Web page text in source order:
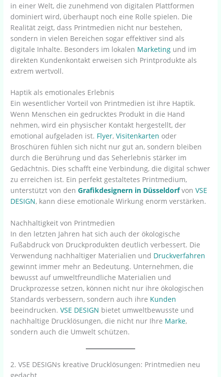
in einer Welt, die zunehmend von digitalen Plattformen
dominiert wird, überhaupt noch eine Rolle spielen. Die
Realität zeigt, dass Printmedien nicht nur bestehen,
sondern in vielen Bereichen sogar effektiver sind als
digitale Inhalte. Besonders im lokalen Marketing und im
direkten Kundenkontakt erweisen sich Printprodukte als
extrem wertvoll.
Haptik als emotionales Erlebnis
Ein wesentlicher Vorteil von Printmedien ist ihre Haptik.
Wenn Menschen ein gedrucktes Produkt in die Hand
nehmen, wird ein physischer Kontakt hergestellt, der
emotional aufgeladen ist. Flyer,Visitenkarten oder
Broschüren fühlen sich nicht nur gut an, sondern bleiben
durch die Berührung und das Seherlebnis stärker im
Gedächtnis. Dies schafft eine Verbindung, die digital schwer
zu erreichen ist. Ein perfekt gestaltetes Printmedium,
unterstützt von denGrafikdesignern in DüsseldorfvonVSE
DESIGN, kann diese emotionale Wirkung enorm verstärken.
Nachhaltigkeit von Printmedien
In den letzten Jahren hat sich auch der ökologische
Fußabdruck von Druckprodukten deutlich verbessert. Die
Verwendung nachhaltiger Materialien und Druckverfahren
gewinnt immer mehr an Bedeutung. Unternehmen, die
bewusst auf umweltfreundliche Materialien und
Druckprozesse setzen, können nicht nur ihre ökologischen
Standards verbessern, sondern auch ihre Kunden
beeindrucken.VSE DESIGN bietet umweltbewusste und
nachhaltige Drucklösungen, die nicht nur Ihre Marke,
sondern auch die Umwelt schützen.
2. VSE DESIGNs kreative Drucklösungen: Printmedien neu